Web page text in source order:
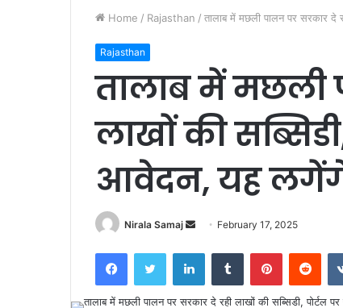
Home / Rajasthan / तालाब में मछली पालन पर सरकार दे
Rajasthan
तालाब में मछली
लाखों की
आवेदन, यह
Nirala Samaj
Send February 17, 2025
FacebookTwitter LinkedInTumblr Pinterest